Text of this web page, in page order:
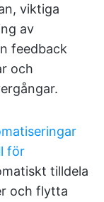
viktiga
av
feedback
och
för
tilldela
och flytta